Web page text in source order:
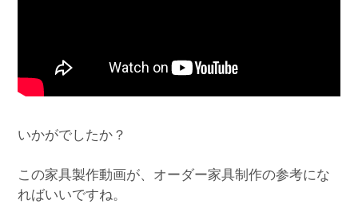
いかがでしたか？
この家具製作動画が、オーダー家具制作の参考にな
ればいいですね。